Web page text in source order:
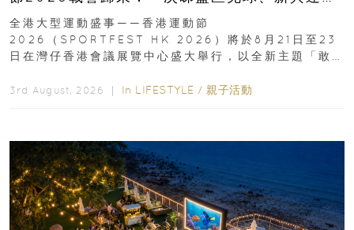
動、街舞比賽＋逾百運動品牌展覽
全港大型運動盛事——香港運動節
2026（SPORTFEST HK 2026）將於8月21日至23
日在灣仔香港會議展覽中心盛大舉行，以全新主題「敢
3rd August, 2026 ｜ In LIFESTYLE / 親子活動